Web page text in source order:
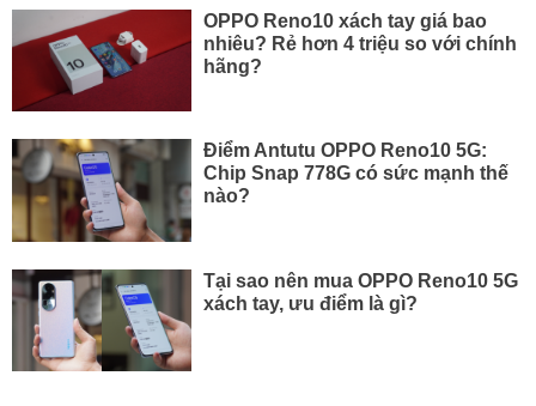
OPPO Reno10 xách tay giá bao
nhiêu? Rẻ hơn 4 triệu so với chính
hãng?
Điểm Antutu OPPO Reno10 5G:
Chip Snap 778G có sức mạnh thế
nào?
Tại sao nên mua OPPO Reno10 5G
xách tay, ưu điểm là gì?